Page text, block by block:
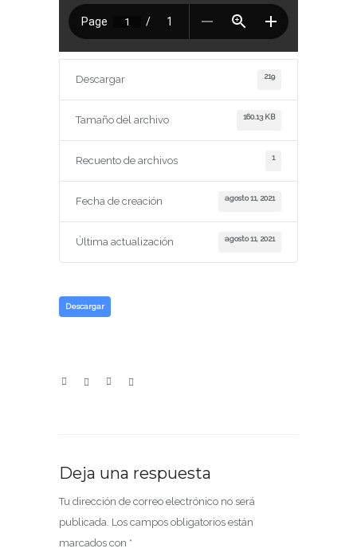
Descargar 219
Tamaño del archivo 160.13 KB
Recuento de archivos 1
Fecha de creación agosto 11, 2021
Última actualización agosto 11, 2021
Descargar
Deja una respuesta
Tu dirección de correo electrónico no será
publicada. Los campos obligatorios están
marcados con *